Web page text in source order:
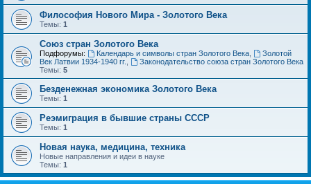
Философия Нового Мира - Золотого Века
Темы: 1
Cоюз стран Золотого Века
Подфорумы: Календарь и символы стран Золотого Века,
Золотой
Век Латвии 1934-1940 гг.
Законодательство союза стран Золотого Века
Темы: 5
Безденежная экономика Золотого Века
Темы: 1
Реэмиграция в бывшие страны СССР
Темы: 1
Новая наука, медицина, техника
Новые направления и идеи в науке
Темы: 1